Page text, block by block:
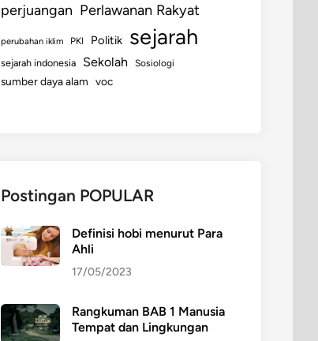
perjuangan Perlawanan Rakyat
perubahan iklim PKI Politik sejarah
sejarah indonesia Sekolah Sosiologi
sumber daya alam voc
Postingan POPULAR
Definisi hobi menurut Para
Ahli
17/05/2023
Rangkuman BAB 1 Manusia
Tempat dan Lingkungan